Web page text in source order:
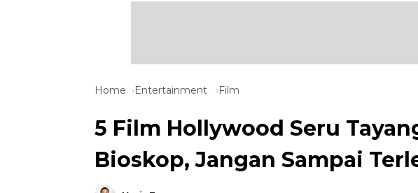
Home Entertainment Film
5 Film Hollywood Seru
Bioskop, Jangan Sampai